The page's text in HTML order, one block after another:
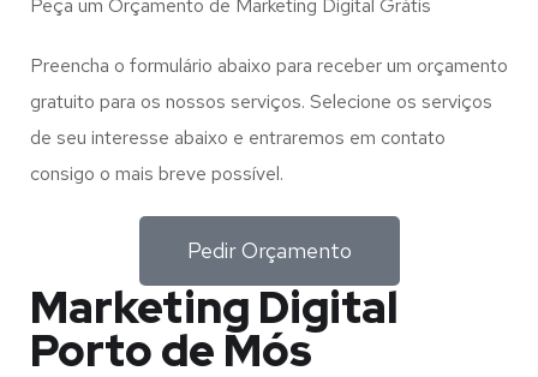
Peça um Orçamento de Marketing Digital Grátis
Preencha o formulário abaixo para receber um orçamento
gratuito para os nossos serviços. Selecione os serviços
de seu interesse abaixo e entraremos em contato
consigo o mais breve possível.
Pedir Orçamento
Marketing Digital
Porto de Mós